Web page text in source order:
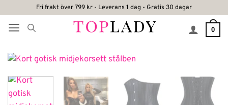
content
Fri frakt över 799 kr - Leverans 1 dag - Gratis 30 dagar
0